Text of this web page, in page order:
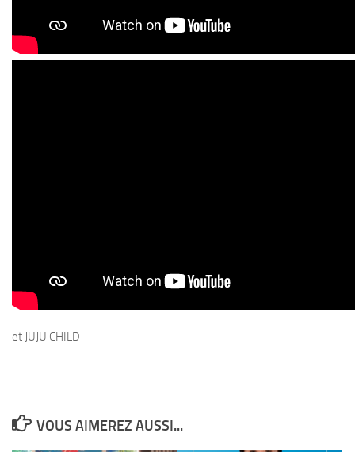
et JUJU CHILD
VOUS AIMEREZ AUSSI...